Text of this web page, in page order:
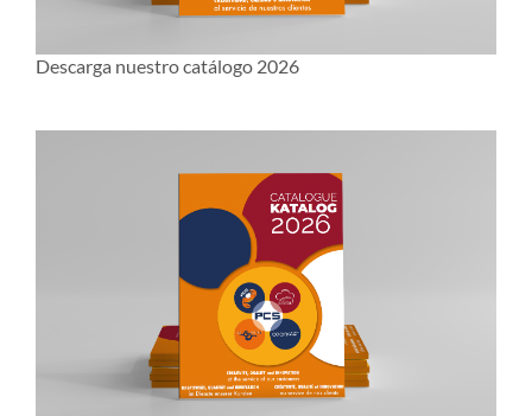
Descarga nuestro catálogo 2026